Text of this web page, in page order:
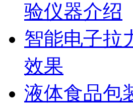
验仪器介绍
智能电子拉
效果
液体食品包